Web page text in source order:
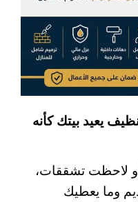
يعيد بيتك كأنه
لاحظت تشققات،
وما يعطيك